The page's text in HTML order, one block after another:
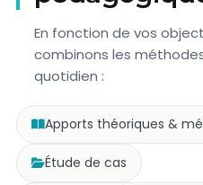
En fonction de vos
combinons les
quotidien :
Apports théoriques &
Étude de cas